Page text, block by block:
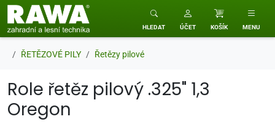
RAWA zahradní a lesní technika
HLEDAT ÚČET KOŠÍK MENU
ŘETĚZOVÉ PILY Řetězy pilové
Role řetěz pilový .325" 1,3
Oregon